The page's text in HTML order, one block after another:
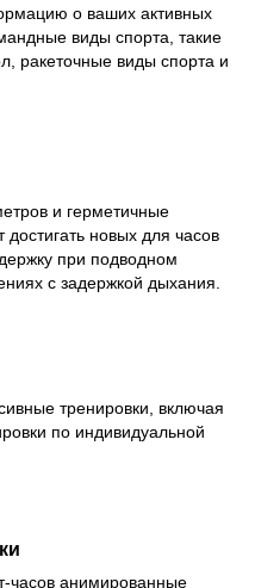
о ваших активных
виды спорта, такие
ракеточные виды спорта и
и герметичные
новых для часов
при подводном
с задержкой дыхания.
тренировки, включая
по индивидуальной
часов анимированные